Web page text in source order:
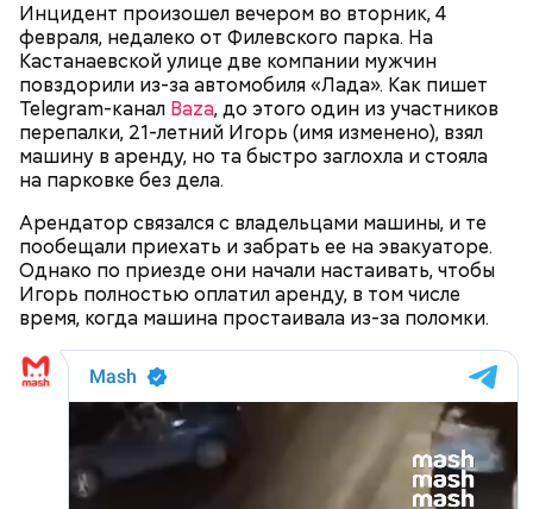
Инцидент произошел вечером во вторник, 4
февраля, недалеко от Филевского парка. На
Кастанаевской улице две компании мужчин
повздорили из-за автомобиля «Лада». Как пишет
Telegram-канал Baza, до этого один из участников
перепалки, 21-летний Игорь (имя изменено), взял
машину в аренду, но та быстро заглохла и стояла
на парковке без дела.
Арендатор связался с владельцами машины, и те
пообещали приехать и забрать ее на эвакуаторе.
Однако по приезде они начали настаивать, чтобы
Игорь полностью оплатил аренду, в том числе
время, когда машина простаивала из-за поломки.
Также Миссюра пытался отравить брата девушки,
— Он также приносил в дом воду из святого
источника, у нее был специфический запах. Воду
вылили, на раковине остались пятна, похожие на
следы от кислотного ожога, — вспоминалдядя
Миссюрыв беседе со следователями.
Долгое время Мутаев занимался вольной борьбой и
даже стал чемпионом России в категории до 97
килограммов. Несмотря на успехи, спортсмен
решил перейти в ММА. Он смог попасть в Школу
чемпиона UFC в легком весе Хабиба
Нурмагомедова. Самыми известными ее
выпускниками являются Ислам Махачев и Усман
Нурмагомедов, ставшие звездами смешанных
единоборств.